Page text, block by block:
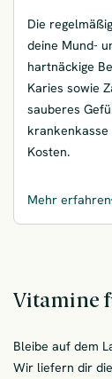
Die
deine Mund-
hartnäckige
Karies sowie
sauberes
krankenkasse
Kosten.
Mehr erfahren
–
Vitamine
Bleibe auf dem
Wir liefern dir